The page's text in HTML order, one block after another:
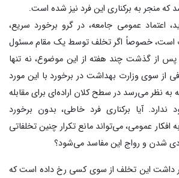
منجر به برکناری این فرد نیز شده است.
اعتماد عمومی جامعه، در گرو برخورد سریع،
‌است، خصوصاً اگر تخلف توسط یک مقام مسئول
پس از گذشت چند هفته از این موضوع، نه تنها
از سوی وزارت بهداشت در برخورد با این مورد
نظر می‌رسد در سطح کلان اراده‌ای برای مقابله
آیا برکناری فرد خاطی، بدون برخورد
افکار عمومی، می‌تواند مانع تکرار چنین تخلفاتی
شدن و رواج این مفاسد می‌شود؟
داشت این تخلف از سوی کسی رخ داده است که